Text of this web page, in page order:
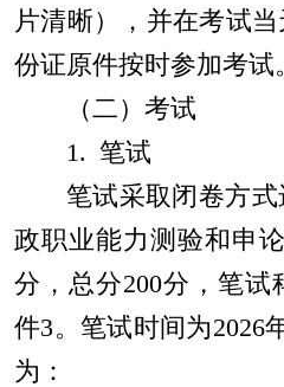
片清晰），并在考试
份证原件按时参加考试
（二）考试
1. 笔试
笔试采取闭卷方
政职业能力测验和申
分，总分200分，笔试
件3。笔试时间为2026
为：